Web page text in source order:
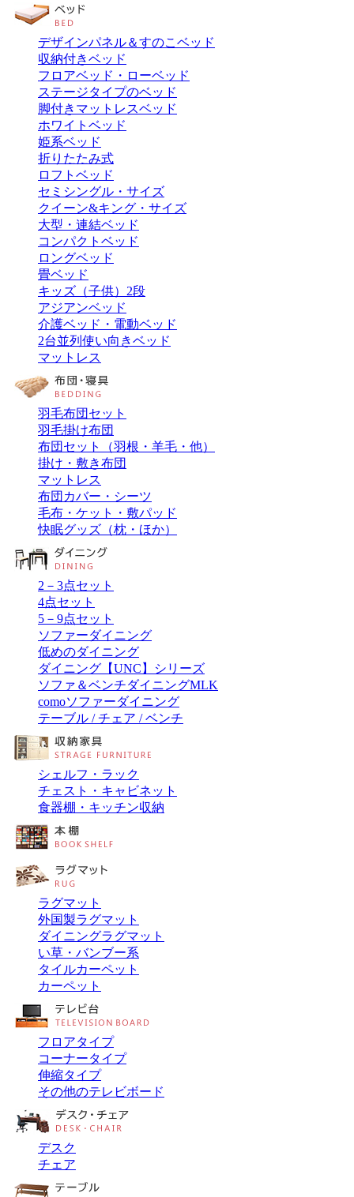
デザインパネル＆すのこベッド
収納付きベッド
フロアベッド・ローベッド
ステージタイプのベッド
脚付きマットレスベッド
ホワイトベッド
姫系ベッド
折りたたみ式
ロフトベッド
セミシングル・サイズ
クイーン&キング・サイズ
大型・連結ベッド
コンパクトベッド
ロングベッド
畳ベッド
キッズ（子供）2段
アジアンベッド
介護ベッド・電動ベッド
2台並列使い向きベッド
マットレス
羽毛布団セット
羽毛掛け布団
布団セット（羽根・羊毛・他）
掛け・敷き布団
マットレス
布団カバー・シーツ
毛布・ケット・敷パッド
快眠グッズ（枕・ほか）
2－3点セット
4点セット
5－9点セット
ソファーダイニング
低めのダイニング
ダイニング【UNC】シリーズ
ソファ＆ベンチダイニングMLK
comoソファーダイニング
テーブル / チェア / ベンチ
シェルフ・ラック
チェスト・キャビネット
食器棚・キッチン収納
ラグマット
外国製ラグマット
ダイニングラグマット
い草・バンブー系
タイルカーペット
カーペット
フロアタイプ
コーナータイプ
伸縮タイプ
その他のテレビボード
デスク
チェア